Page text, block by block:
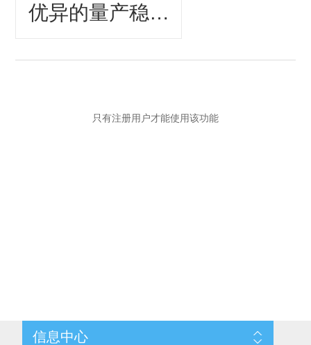
优异的量产稳定
只有注册用户才能使用该功能
信息中心